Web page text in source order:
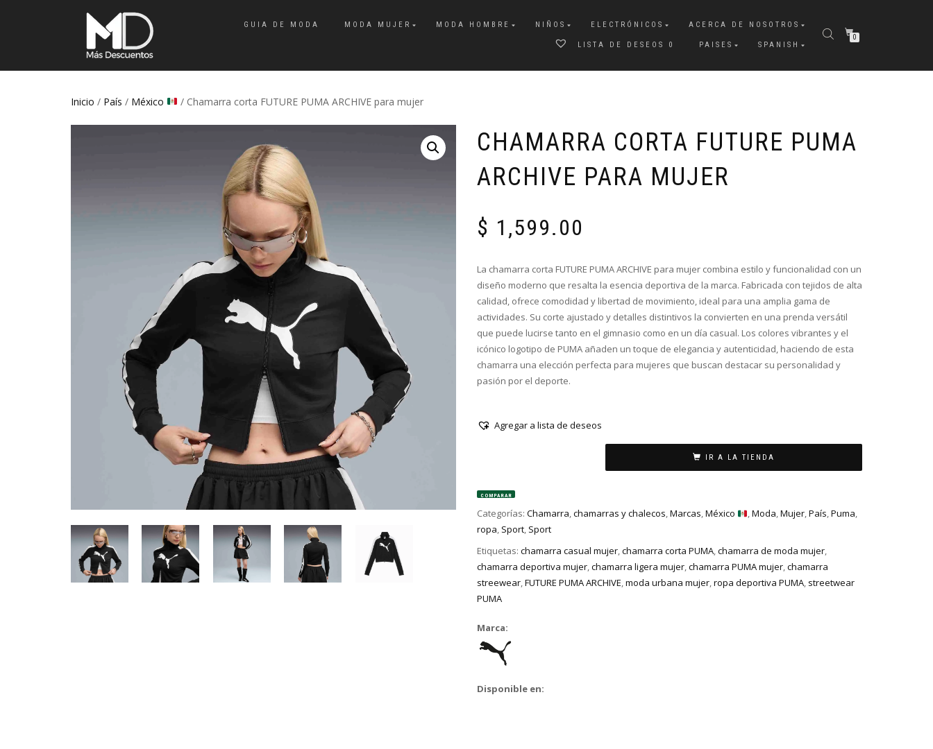
GUIA DE MODA MODA MUJER MODA HOMBRE NIÑOS ELECTRÓNICOS ACERCA DE NOSOTROS
LISTA DE DESEOS 0 PAISES SPANISH
0
Inicio / País / México / Chamarra corta FUTURE PUMA ARCHIVE para mujer
CHAMARRA CORTA FUTURE PUMA
ARCHIVE PARA MUJER
$ 1,599.00
La chamarra corta FUTURE PUMA ARCHIVE para mujer combina estilo y funcionalidad con un
diseño moderno que resalta la esencia deportiva de la marca. Fabricada con tejidos de alta
calidad, ofrece comodidad y libertad de movimiento, ideal para una amplia gama de
actividades. Su corte ajustado y detalles distintivos la convierten en una prenda versátil
que puede lucirse tanto en el gimnasio como en un día casual. Los colores vibrantes y el
icónico logotipo de PUMA añaden un toque de elegancia y autenticidad, haciendo de esta
chamarra una elección perfecta para mujeres que buscan destacar su personalidad y
pasión por el deporte.
Agregar a lista de deseos
IR A LA TIENDA
COMPARAR
Categorías: Chamarra,chamarras y chalecos,Marcas,México ,Moda,Mujer,País,Puma,
ropa, Sport, Sport
Etiquetas: chamarra casual mujer,chamarra corta PUMA,chamarra de moda mujer,
chamarra deportiva mujer,chamarra ligera mujer,chamarra PUMA mujer,chamarra
streewear,FUTURE PUMA ARCHIVE,moda urbana mujer,ropa deportiva PUMA, streetwear
PUMA
Marca:
Disponible en: